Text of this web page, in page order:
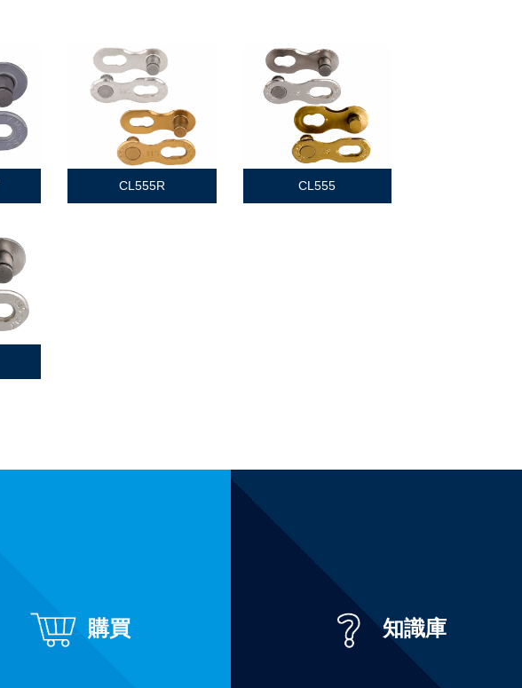
CL555R CL555
購買 知識庫